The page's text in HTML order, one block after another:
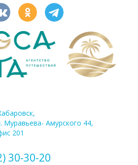
Муравьева- Амурского 44,
201
30-30-20